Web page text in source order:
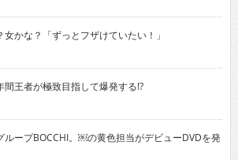
かな？「ずっとフザけていたい！」
王者が極致目指して爆発する!?
ープBOCCHI。￼の黄色担当がデビューDVDを発